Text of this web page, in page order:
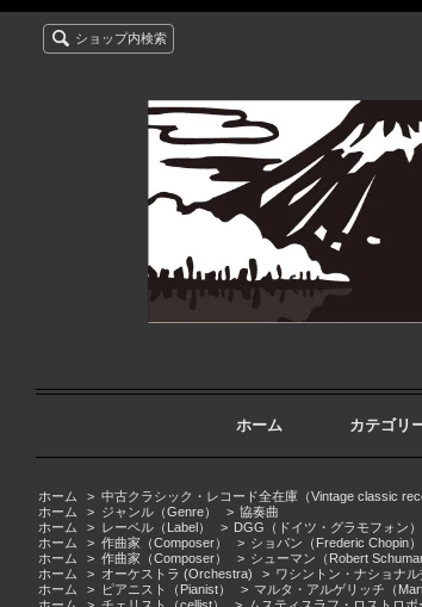
ショップ内検索
ホーム カテゴリ
ホーム > 中古クラシック・レコード全在庫（Vintage classic
ホーム
> ジャンル（Genre） > 協奏曲
ホーム
> レーベル（Label） > DGG（ドイツ・グラモフォン）
ホーム
> 作曲家（Composer） > ショパン（Frederic Chopin）
ホーム
> 作曲家（Composer） > シューマン（Robert
ホーム
> オーケストラ (Orchestra) > ワシントン・ナショナ
ホーム
> ピアニスト（Pianist） > マルタ・アルゲリッチ（